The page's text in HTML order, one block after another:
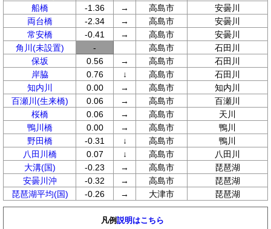
船橋
-1.36 → 高島市
安曇川
両台橋
-2.34 → 高島市
安曇川
常安橋
-0.41 → 高島市
安曇川
角川(未設置)
- 高島市
石田川
保坂
0.56 → 高島市
石田川
岸脇
0.76 ↓ 高島市
石田川
知内川
0.00 → 高島市
知内川
百瀬川(生来橋)
0.06 → 高島市
百瀬川
桜橋
0.06 → 高島市
天川
鴨川橋
0.00 → 高島市
鴨川
野田橋
-0.31 ↓ 高島市
鴨川
八田川橋
0.07 ↓ 高島市
八田川
大溝(国)
-0.23 → 高島市
琵琶湖
安曇川沖
-0.32 → 高島市
琵琶湖
琵琶湖平均(国)
-0.26 → 大津市 琵琶湖
凡例説明はこちら